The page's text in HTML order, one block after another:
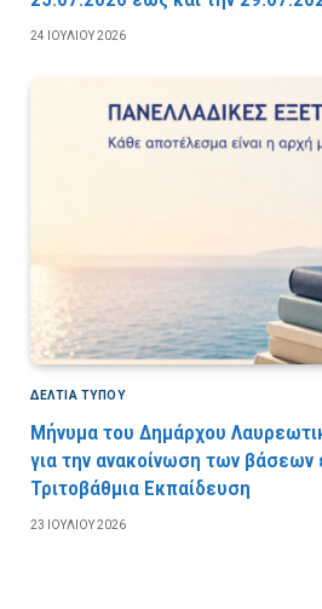
24 ΙΟΥΛΊΟΥ 2026
ΔΕΛΤΙΑ ΤΥΠΟΥ
Μήνυμα του Δημάρχου
για την ανακοίνωση των βάσεων
Τριτοβάθμια Εκπαίδευση
23 ΙΟΥΛΊΟΥ 2026